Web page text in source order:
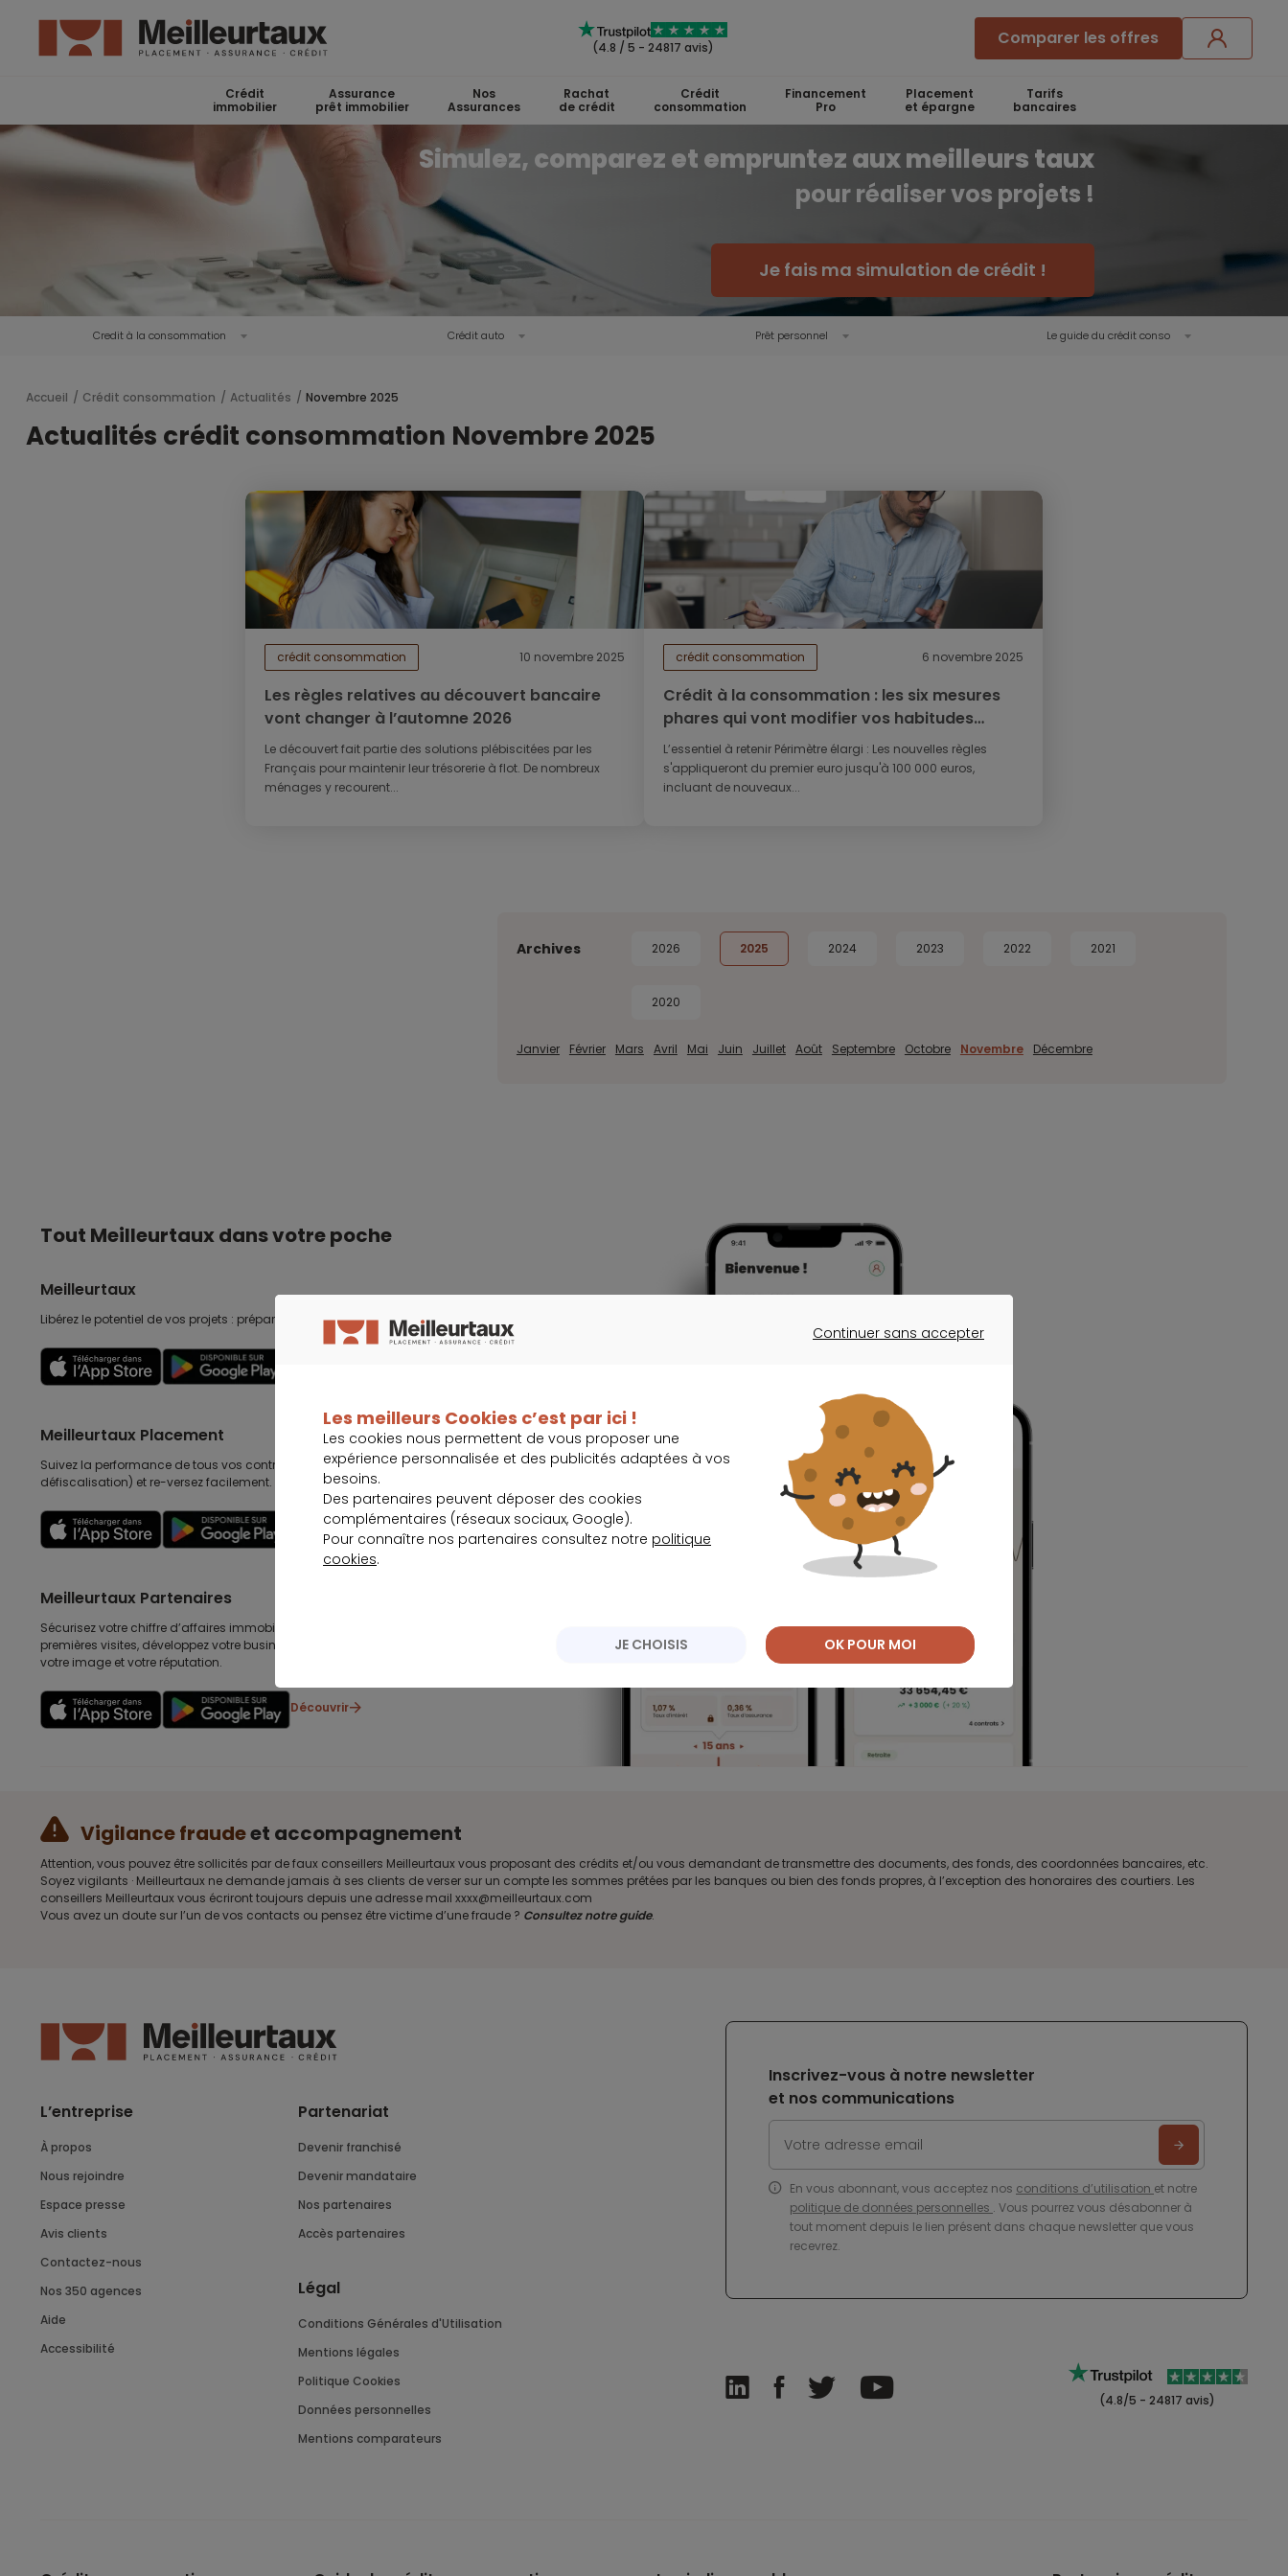
(4.8 / 5 - 24817 avis) Comparer les offres
Crédit
immobilier
Assurance
prêt immobilier
Nos
Assurances
Rachat
de crédit
Crédit
consommation
Financement
Pro
Placement
et épargne
Tarifs
bancaires
Simulez, comparez et empruntez aux meilleurs taux
pour réaliser vos projets !
Je fais ma simulation de crédit !
Credit à la consommation Crédit auto Prêt personnel Le guide du crédit conso
Accueil Crédit consommation Actualités Novembre 2025
Actualités crédit consommation Novembre 2025
crédit consommation 10 novembre 2025
Les règles relatives au découvert bancaire
vont changer à l’automne 2026
Le découvert fait partie des solutions plébiscitées par les
Français pour maintenir leur trésorerie à flot. De nombreux
ménages y recourent...
crédit consommation 6 novembre 2025
Crédit à la consommation : les six mesures
phares qui vont modifier vos habitudes
d'emprunt en 2026
L’essentiel à retenir Périmètre élargi : Les nouvelles règles
s'appliqueront du premier euro jusqu'à 100 000 euros,
incluant de nouveaux...
Archives 2026 2025 2024 2023 2022 2021
2020
Janvier Février Mars Avril Mai Juin Juillet Août Septembre Octobre Novembre Décembre
Tout Meilleurtaux dans votre poche
Meilleurtaux
Libérez le potentiel de vos projets : préparez-les, suivez-les, accomplissez-les.
Meilleurtaux Placement
Suivez la performance de tous vos contrats (assurance vie, retraite, immobilier,
défiscalisation) et re-versez facilement. Garantie 0 paperasse.
Découvrir
Meilleurtaux Partenaires
Sécurisez votre chiffre d’affaires immobilières, gagnez en efficacité lors des
premières visites, développez votre business au delà de l’immobilier et travaillez
votre image et votre réputation.
Découvrir
Vigilance fraudeet accompagnement
Attention, vous pouvez être sollicités par de faux conseillers Meilleurtaux vous proposant des crédits et/ou vous demandant de transmettre des documents, des fonds, des coordonnées bancaires, etc.
Soyez vigilants · Meilleurtaux ne demande jamais à ses clients de verser sur un compte les sommes prêtées par les banques ou bien des fonds propres, à l’exception des honoraires des courtiers. Les
conseillers Meilleurtaux vous écriront toujours depuis une adresse mail xxxx@meilleurtaux.com
Vous avez un doute sur l’un de vos contacts ou pensez être victime d’une fraude ? Consultez notre guide.
L’entreprise
À propos
Nous rejoindre
Espace presse
Avis clients
Contactez-nous
Nos 350 agences
Aide
Accessibilité
Partenariat
Devenir franchisé
Devenir mandataire
Nos partenaires
Accès partenaires
Légal
Conditions Générales d'Utilisation
Mentions légales
Politique Cookies
Données personnelles
Mentions comparateurs
Inscrivez-vous à notre newsletter
et nos communications
En vous abonnant, vous acceptez nos conditions d’utilisation et notre
politique de données personnelles . Vous pourrez vous désabonner à
tout moment depuis le lien présent dans chaque newsletter que vous
recevrez.
(4.8/5 - 24817 avis)
Continuer sans accepter
Les meilleurs Cookies c’est par ici !
Les cookies nous permettent de vous proposer une
expérience personnalisée et des publicités adaptées à vos
besoins.
Des partenaires peuvent déposer des cookies
complémentaires (réseaux sociaux, Google).
Pour connaître nos partenaires consultez notre politique
cookies.
JE CHOISIS OK POUR MOI